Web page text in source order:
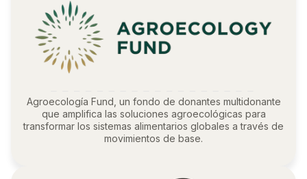
Agroecología Fund, un fondo de donantes multidonante
que amplifica las soluciones agroecológicas para
transformar los sistemas alimentarios globales a través de
movimientos de base.